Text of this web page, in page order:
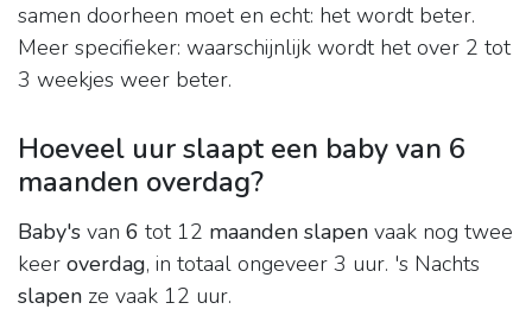
samen doorheen moet en echt: het wordt beter.
Meer specifieker: waarschijnlijk wordt het over 2 tot
3 weekjes weer beter.
Hoeveel uur slaapt een baby van 6
maanden overdag?
Baby's van 6 tot 12 maanden slapen vaak nog twee
keer overdag, in totaal ongeveer 3 uur. 's Nachts
slapen ze vaak 12 uur.